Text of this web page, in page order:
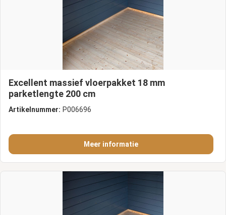
Excellent massief vloerpakket 18 mm
parketlengte 200 cm
Artikelnummer: P006696
Meer informatie